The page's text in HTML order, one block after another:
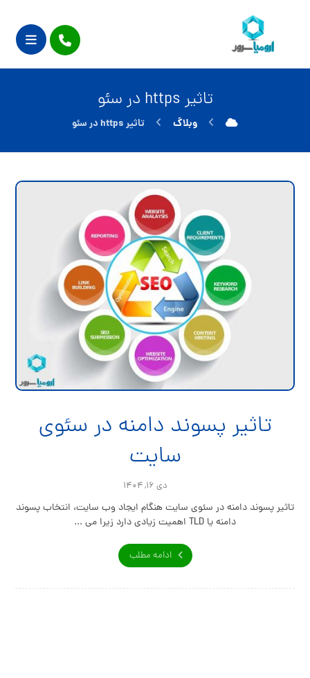
تاثیر https در سئو
وبلاگ تاثیر https در سئو
تاثیر پسوند دامنه در سئوی
سایت
دی ۱۶, ۱۴۰۴
تاثیر پسوند دامنه در سئوی سایت هنگام ایجاد وب سایت، انتخاب پسوند
دامنه یا TLD اهمیت زیادی دارد زیرا می ...
ادامه مطلب